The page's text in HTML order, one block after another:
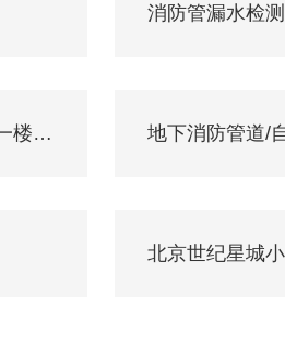
消防管漏水检测
福州颐景园小区水量小业主生活不便一楼排队接水 地下消防管道/